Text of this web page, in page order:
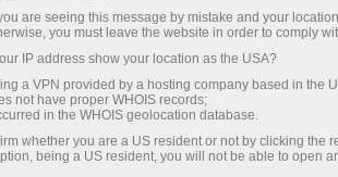
compétitives : effet de levier
jusqu’à 1:5000, parmi les
spreads et commissions du
marché, ainsi que des
avantageuses pour le trading
d’actions et d’indices.
sur chaque dépôt
Vitesse
dans le trading et sur
are seeing this message by mistake and your
you must leave the website in order to comply
IP address show your location as the USA?
a VPN provided by a hosting company based in the
not have proper WHOIS records;
in the WHOIS geolocation database.
whether you are a US resident or not by clicking the
being a US resident, you will not be able to open